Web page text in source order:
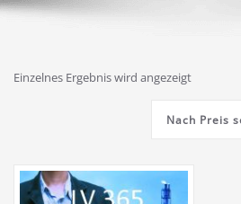
Einzelnes Ergebnis wird angezeigt